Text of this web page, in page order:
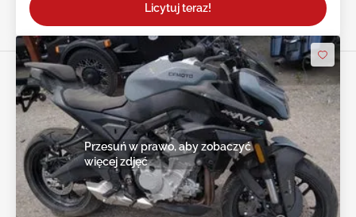
Licytuj teraz!
Przesuń w prawo, aby zobaczyć
więcej zdjęć